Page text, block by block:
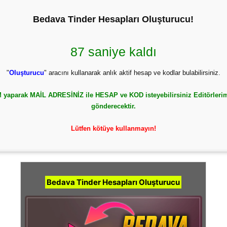
Bedava Tinder Hesapları Oluşturucu!
86 saniye kaldı
"Oluşturucu" aracını kullanarak anlık aktif hesap ve kodlar bulabilirsiniz.
yaparak MAİL ADRESİNİZ ile HESAP ve KOD isteyebilirsiniz
gönderecektir.
Lütfen kötüye kullanmayın!
Bedava Tinder Hesapları Oluşturucu